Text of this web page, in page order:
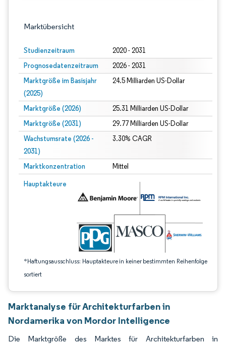
Marktübersicht
Studienzeitraum 2020 - 2031
Prognosedatenzeitraum 2026 - 2031
Marktgröße im Basisjahr
(2025)
24.5 Milliarden US-Dollar
Marktgröße (2026) 25.31 Milliarden US-Dollar
Marktgröße (2031) 29.77 Milliarden US-Dollar
Wachstumsrate (2026 -
2031)
3.30% CAGR
Marktkonzentration Mittel
Hauptakteure
*Haftungsausschluss: Hauptakteure in keiner bestimmten Reihenfolge
sortiert
Bild © Mordor Intelligence. Wiederverwendung erfordert Namensnennung
Marktanalyse für Architekturfarben in
Nordamerika von Mordor Intelligence
Die Marktgröße des Marktes für Architekturfarben in